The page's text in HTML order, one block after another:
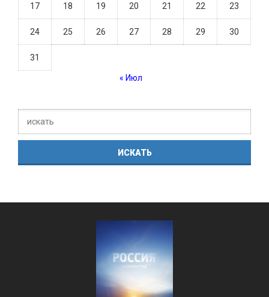
17 18 19 20 21 22 23
24 25 26 27 28 29 30
31
« Июл